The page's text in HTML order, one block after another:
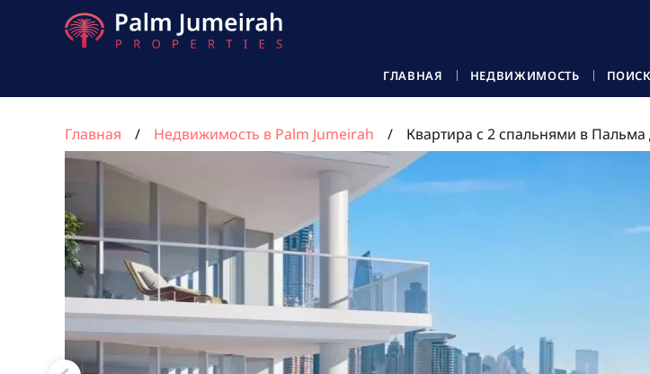
ГЛАВНАЯ НЕДВИЖИМОСТЬ
Главная Недвижимость в Palm Jumeirah Квартира с 2 спальнями в